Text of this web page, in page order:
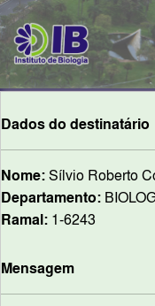
Dados do destinatário
Nome:Sílvio Roberto
Departamento:
Ramal: 1-6243
Mensagem